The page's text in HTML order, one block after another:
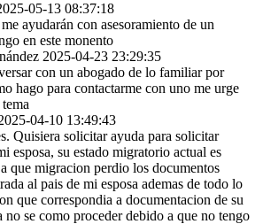
05-13 08:37:18
ayudarán con asesoramiento de un
en este monento
2025-04-23 23:29:35
con un abogado de lo familiar por
hago para contactarme con uno me urge
04-10 13:49:43
Quisiera solicitar ayuda para solicitar
esposa, su estado migratorio actual es
que migracion perdio los documentos
al pais de mi esposa ademas de todo lo
que correspondia a documentacion de su
no se como proceder debido a que no tengo